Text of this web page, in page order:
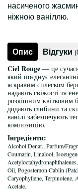
насиченого
ніжною ваніллю.
Опис Відгуки
Ciel Rouge — це
який поєднує
яскравим сплеском
надають свіжості та
розкішним квітковим
додають глибини та
ванілі забезпечують
композицію.
Інгредієнти:
Alcohol Denat., Parfum/
Coumarin, Linalool,
Oil, Pogostemon Cablin
Caryophyllene, Terpinolene,
Acetate.